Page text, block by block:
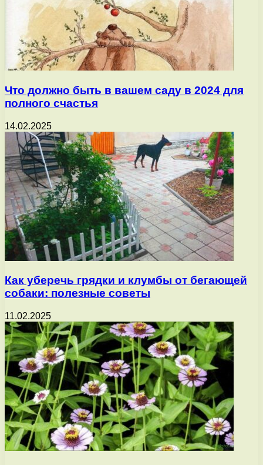
Что должно быть в вашем саду в 2024 для
полного счастья
14.02.2025
Как уберечь грядки и клумбы от бегающей
собаки: полезные советы
11.02.2025